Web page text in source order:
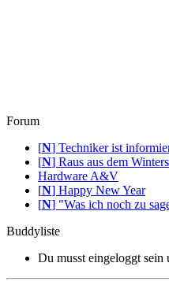
Forum
[N] Techniker ist
[N] Raus aus dem
Hardware A&V
[N] Happy New Year
[N] "Was ich noch zu
Buddyliste
Du musst eingeloggt